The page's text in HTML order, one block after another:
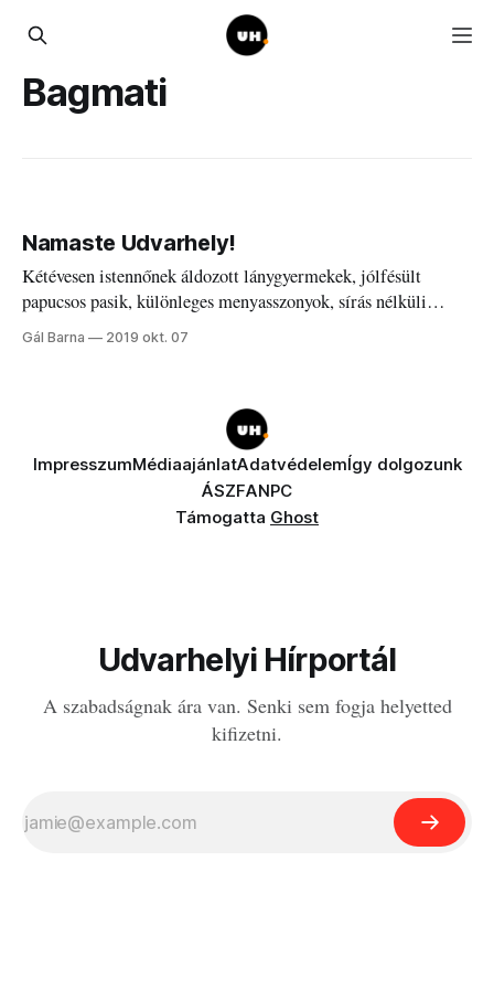
Bagmati
Namaste Udvarhely!
Kétévesen istennőnek áldozott lánygyermekek, jólfésült
papucsos pasik, különleges menyasszonyok, sírás nélküli
temetések a Bagmati folyó partjáról, Nepálból.
Gál Barna 2019 okt. 07
ImpresszumMédiaajánlatAdatvédelemÍgy dolgozunk
ÁSZFANPC
Támogatta Ghost
Udvarhelyi Hírportál
A szabadságnak ára van. Senki sem fogja helyetted
kifizetni.